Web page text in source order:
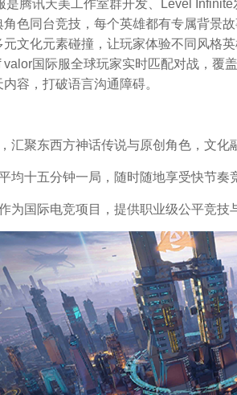
是腾讯天美工作室群开发、Level
色同台竞技，每个英雄都有专属背景
文化元素碰撞，让玩家体验不同风格
国际服全球玩家实时匹配对战，覆
容，打破语言沟通障碍。
汇聚东西方神话传说与原创角色，文化
均十五分钟一局，随时随地享受快节奏
为国际电竞项目，提供职业级公平竞技